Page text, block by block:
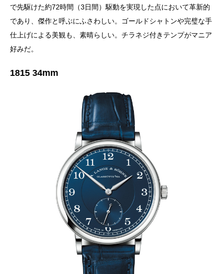
で先駆けた約72時間（3日間）駆動を実現した点において革新的
であり、傑作と呼ぶにふさわしい。ゴールドシャトンや完璧な手
仕上げによる美観も、素晴らしい。チラネジ付きテンプがマニア
好みだ。
1815 34mm